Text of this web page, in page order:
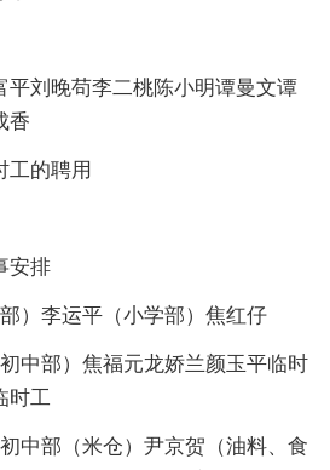
平刘晚苟李二桃陈小明谭曼文谭
香
工的聘用
安排
）李运平（小学部）焦红仔
中部）焦福元龙娇兰颜玉平临时
时工
中部（米仓）尹京贺（油料、食